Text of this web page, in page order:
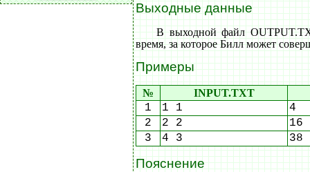
Выходные данные
В выходной файл
время, за которое Билл может
Примеры
№ INPUT.TXT
1 1 1
4
2
2 2
16
3
4 3 38
Пояснение